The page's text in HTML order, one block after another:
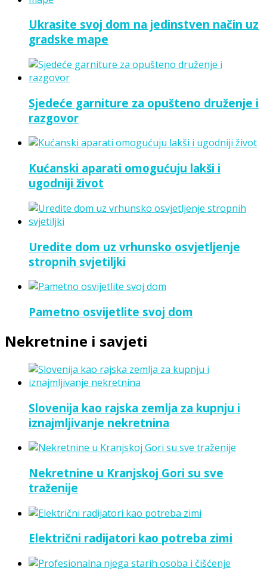
Ukrasite svoj dom na jedinstven način uz
gradske mape
Sjedeće garniture za opušteno druženje i
razgovor
Kućanski aparati omogućuju lakši i
ugodniji život
Uredite dom uz vrhunsko osvjetljenje
stropnih svjetiljki
Pametno osvijetlite svoj dom
Nekretnine i savjeti
Slovenija kao rajska zemlja za kupnju i
iznajmljivanje nekretnina
Nekretnine u Kranjskoj Gori su sve
traženije
Električni radijatori kao potreba zimi